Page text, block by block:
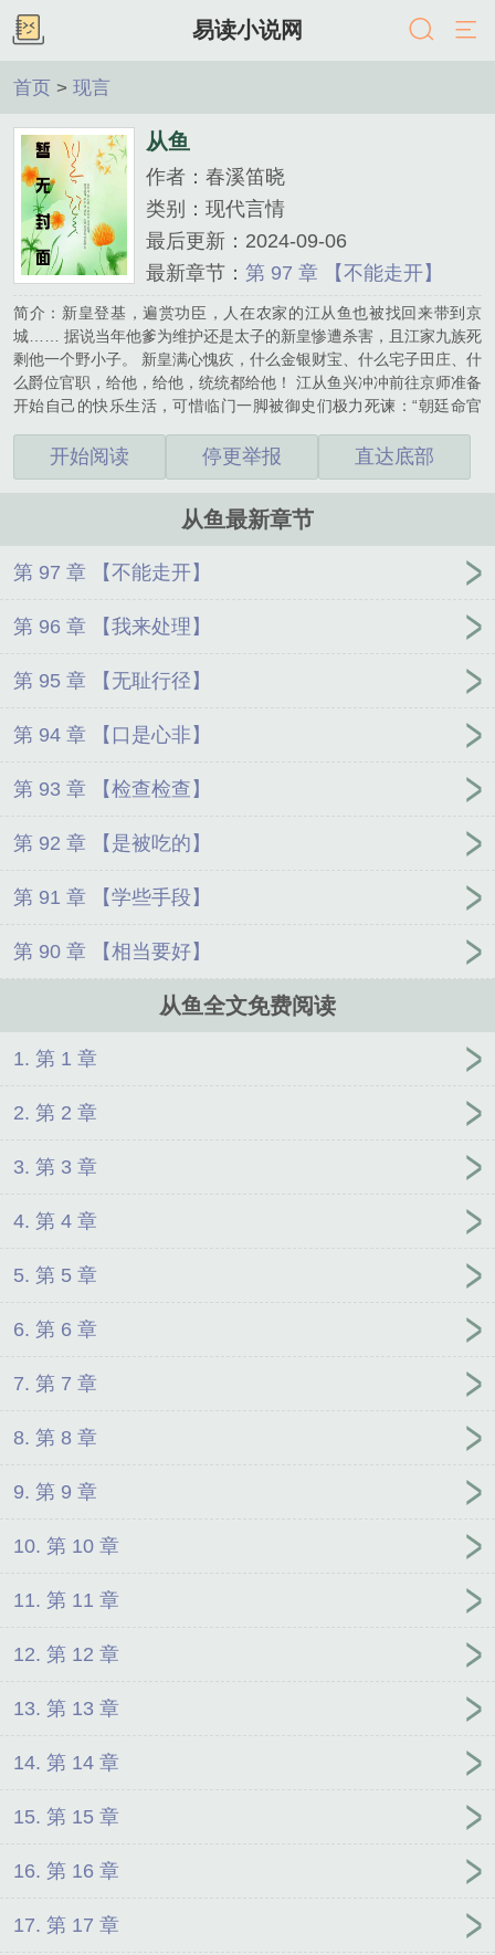
易读小说网
首页 > 现言
从鱼
作者：春溪笛晓
类别：现代言情
最后更新：2024-09-06
最新章节： 第 97 章 【不能走开】
简介：新皇登基，遍赏功臣，人在农家的江从鱼也被找回来带到京
城…… 据说当年他爹为维护还是太子的新皇惨遭杀害，且江家九族死
剩他一个野小子。 新皇满心愧疚，什么金银财宝、什么宅子田庄、什
么爵位官职，给他，给他，统统都给他！ 江从鱼兴冲冲前往京师准备
开始自己的快乐生活，可惜临门一脚被御史们极力死谏：“朝廷命官
学历。 江从鱼：？ 江从鱼：谁告诉你们我不识字的？ 算了，到国子
监上学也不错，每天上上课，读读书，逗逗同窗，偶尔还能偷偷摸摸
开始阅读 停更举报 直达底部
从鱼最新章节
第 97 章 【不能走开】
第 96 章 【我来处理】
第 95 章 【无耻行径】
第 94 章 【口是心非】
第 93 章 【检查检查】
第 92 章 【是被吃的】
第 91 章 【学些手段】
第 90 章 【相当要好】
从鱼全文免费阅读
1. 第 1 章
2. 第 2 章
3. 第 3 章
4. 第 4 章
5. 第 5 章
6. 第 6 章
7. 第 7 章
8. 第 8 章
9. 第 9 章
10. 第 10 章
11. 第 11 章
12. 第 12 章
13. 第 13 章
14. 第 14 章
15. 第 15 章
16. 第 16 章
17. 第 17 章